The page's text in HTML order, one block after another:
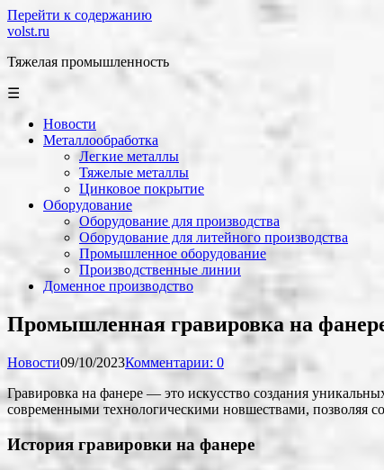
Перейти к содержанию
volst.ru
Тяжелая промышленность
☰
Новости
Металлообработка
Легкие металлы
Тяжелые металлы
Цинковое покрытие
Оборудование
Оборудование для производства
Оборудование для литейного производства
Промышленное оборудование
Производственные линии
Доменное производство
Промышленная гравировка на
Новости09/10/2023Комментарии: 0
Гравировка на фанере — это искусство создания
современными технологическими новшествами, позволяя
История гравировки на фанере